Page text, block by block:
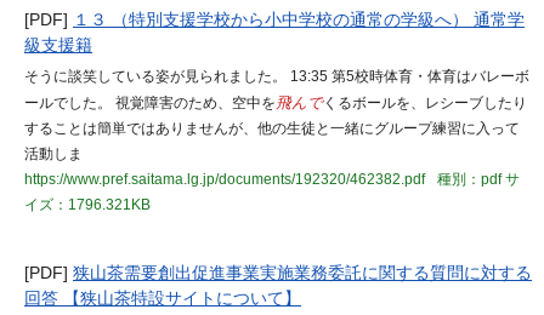
[PDF] １３ （特別支援学校から小中学校の通常の学級へ） 通常学
級支援籍
そうに談笑している姿が見られました。 13:35 第5校時体育・体育はバレーボ
ールでした。 視覚障害のため、空中を飛んでくるボールを、レシーブしたり
することは簡単ではありませんが、他の生徒と一緒にグループ練習に入って
活動しま
https://www.pref.saitama.lg.jp/documents/192320/462382.pdf
種別：pdfサ
イズ：1796.321KB
[PDF] 狭山茶需要創出促進事業実施業務委託に関する質問に対する
回答 【狭山茶特設サイトについて】